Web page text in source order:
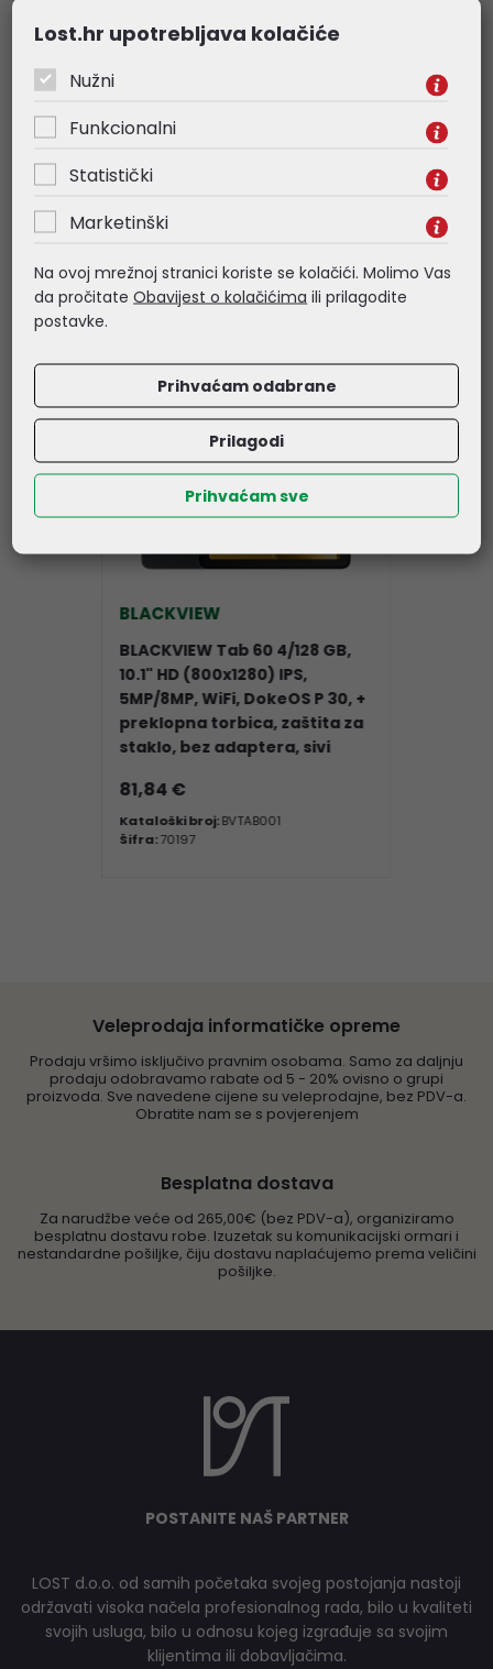
- Prednja kamera: 2MP
- Kapacitet baterije: 6580mAh
- Zvučnik: 1217 2PCS BOX zvučnici
- Wi-Fi: 802.11a/b/g/n/ac/ax
- Bluetooth verzija: BT5.0
- Preporuka za adapter: 10W
BLACKVIEW
BLACKVIEW Tab 60 4/128 GB,
10.1" HD (800x1280) IPS,
5MP/8MP, WiFi, DokeOS P 30, +
preklopna torbica, zaštita za
staklo, bez adaptera, sivi
81,84 €
Kataloški broj:BVTAB001
Šifra:70197
Veleprodaja informatičke opreme
Prodaju vršimo isključivo pravnim osobama. Samo za daljnju
prodaju odobravamo rabate od 5 - 20% ovisno o grupi
proizvoda. Sve navedene cijene su veleprodajne, bez PDV-a.
Obratite nam se s povjerenjem
Besplatna dostava
Za narudžbe veće od 265,00€ (bez PDV-a), organiziramo
besplatnu dostavu robe. Izuzetak su komunikacijski ormari i
nestandardne pošiljke, čiju dostavu naplaćujemo prema veličini
pošiljke.
POSTANITE NAŠ PARTNER
LOST d.o.o. od samih početaka svojeg postojanja nastoji
održavati visoka načela profesionalnog rada, bilo u kvaliteti
svojih usluga, bilo u odnosu kojeg izgrađuje sa svojim
klijentima ili dobavljačima.
Lost.hr upotrebljava kolačiće
Nužni
Funkcionalni
Statistički
Marketinški
Na ovoj mrežnoj stranici koriste se kolačići. Molimo Vas
da pročitateObavijest o kolačićima ili prilagodite
postavke.
Prihvaćam odabrane
Prilagodi
Prihvaćam sve